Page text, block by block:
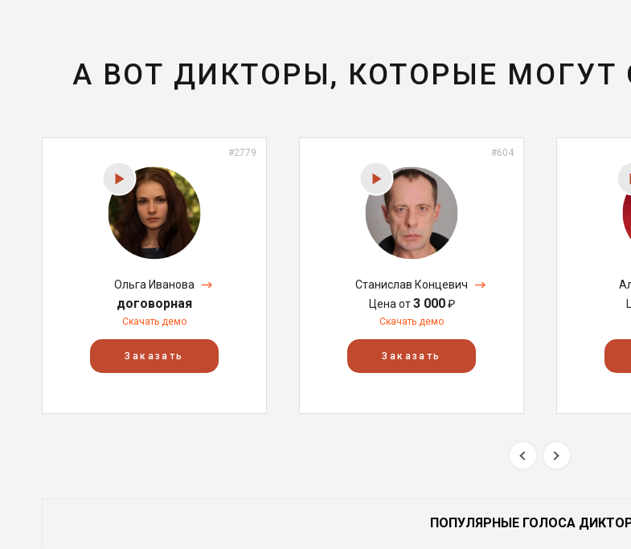
А ВОТ ДИКТОРЫ, КОТОРЫЕ МОГУТ
#2779
Ольга Иванова
договорная
Скачать демо
Заказать
#604
Станислав Концевич
Цена от3 000₽
Скачать демо
Заказать
ПОПУЛЯРНЫЕ ГОЛОСА